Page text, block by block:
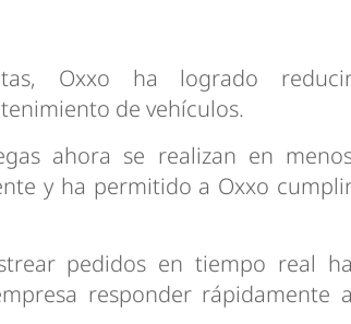
Oxxo ha logrado
de vehículos.
ahora se realizan en
y ha permitido a Oxxo
pedidos en tiempo real ha
responder rápidamente a